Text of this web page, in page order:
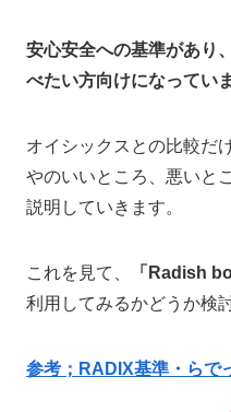
安心安全への基準があり
べたい方向けになっていま
オイシックスとの比較だ
やのいいところ、悪いと
説明していきます。
これを見て、 「Radish
利用してみるかどうか検
参考；RADIX基準・らで